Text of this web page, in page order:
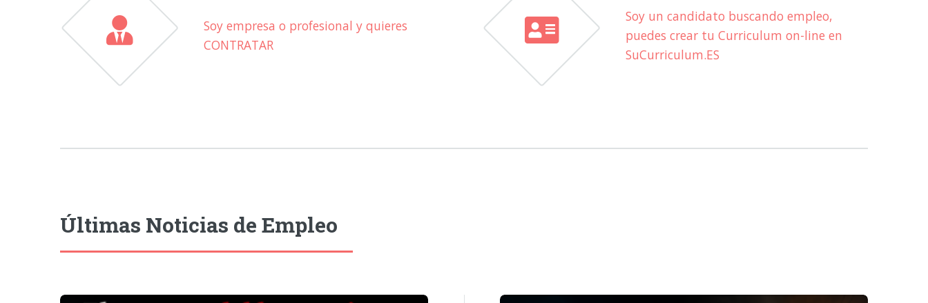
Soy empresa o profesional y quieres
CONTRATAR
Soy un candidato buscando empleo,
puedes crear tu Curriculum on-line en
SuCurriculum.ES
Últimas Noticias de Empleo